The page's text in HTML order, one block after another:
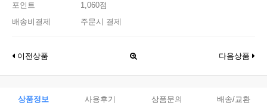
포인트
1,060점
배송비결제
주문시 결제
이전상품 다음상품
상품정보 사용후기 상품문의 배송/교환